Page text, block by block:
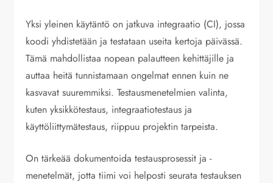
Yksi yleinen käytäntö on jatkuva integraatio (CI), jossa
koodi yhdistetään ja testataan useita kertoja päivässä.
Tämä mahdollistaa nopean palautteen kehittäjille ja
auttaa heitä tunnistamaan ongelmat ennen kuin ne
kasvavat suuremmiksi. Testausmenetelmien valinta,
kuten yksikkötestaus, integraatiotestaus ja
käyttöliittymätestaus, riippuu projektin tarpeista.
On tärkeää dokumentoida testausprosessit ja -
menetelmät, jotta tiimi voi helposti seurata testauksen